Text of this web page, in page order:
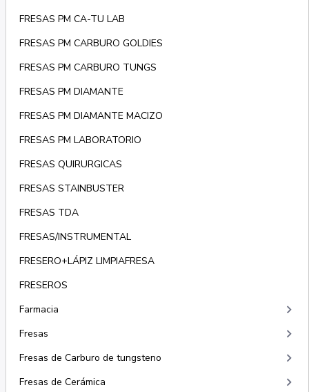
FRESAS PM CA-TU LAB
FRESAS PM CARBURO GOLDIES
FRESAS PM CARBURO TUNGS
FRESAS PM DIAMANTE
FRESAS PM DIAMANTE MACIZO
FRESAS PM LABORATORIO
FRESAS QUIRURGICAS
FRESAS STAINBUSTER
FRESAS TDA
FRESAS/INSTRUMENTAL
FRESERO+LÁPIZ LIMPIAFRESA
FRESEROS
Farmacia
keyboard_arrow_right
Fresas keyboard_arrow_right
Fresas de Carburo de tungsteno keyboard_arrow_right
Fresas de Cerámica keyboard_arrow_right